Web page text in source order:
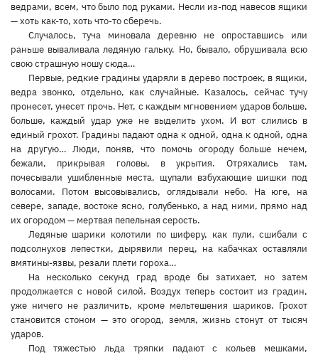
ведрами, всем, что было под руками. Несли из-под навесов ящики
— хоть как-то, хоть что-то сберечь.
Случалось, туча миновала деревню не опроставшись или
раньше вываливала ледяную гальку. Но, бывало, обрушивала всю
свою страшную ношу сюда…
Первые, редкие градины ударяли в дерево построек, в ящики,
ведра звонко, отдельно, как случайные. Казалось, сейчас тучу
пронесет, унесет прочь. Нет, с каждым мгновением ударов больше,
больше, каждый удар уже не выделить ухом. И вот слились в
единый грохот. Градины падают одна к одной, одна к одной, одна
на другую… Люди, поняв, что помочь огороду больше нечем,
бежали, прикрывая головы, в укрытия. Отряхались там,
почесывали ушибленные места, щупали взбухающие шишки под
волосами. Потом высовывались, оглядывали небо. На юге, на
севере, западе, востоке ясно, голубенько, а над ними, прямо над
их огородом — мертвая пепельная серость.
Ледяные шарики колотили по шиферу, как пули, сшибали с
подсолнухов лепестки, дырявили перец, на кабачках оставляли
вмятины-язвы, резали плети гороха…
На несколько секунд град вроде бы затихает, но затем
продолжается с новой силой. Воздух теперь состоит из градин,
уже ничего не различить, кроме мельтешения шариков. Грохот
становится стоном — это огород, земля, жизнь стонут от тысяч
ударов.
Под тяжестью льда тряпки падают с кольев мешками,